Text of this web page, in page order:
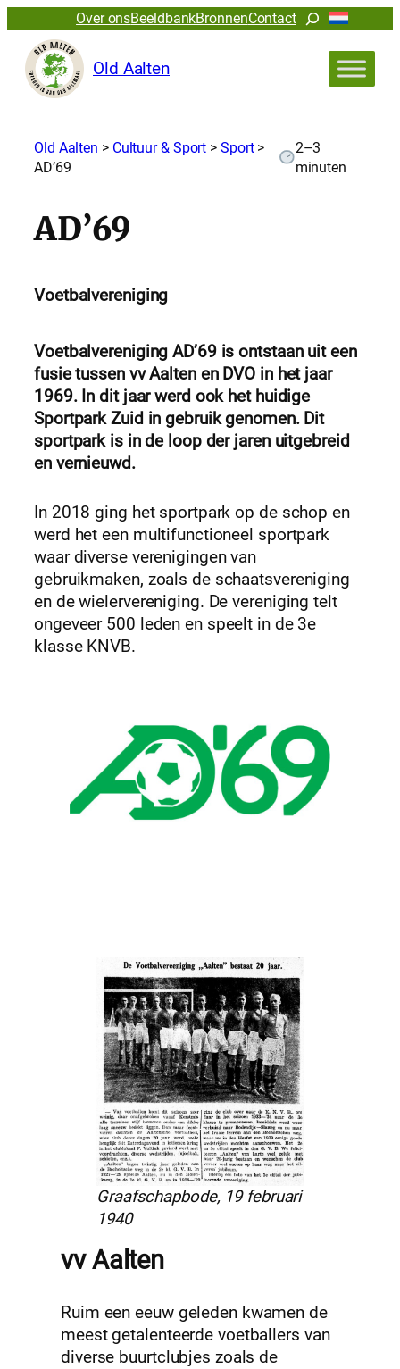
Over onsBeeldbankBronnenContactZoeken
Old Aalten
Old Aalten > Cultuur & Sport > Sport>
AD’69
2–3
minuten
AD’69
Voetbalvereniging
Voetbalvereniging AD’69 is ontstaan uit een
fusie tussen vv Aalten en DVO in het jaar
1969. In dit jaar werd ook het huidige
Sportpark Zuid in gebruik genomen. Dit
sportpark is in de loop der jaren uitgebreid
en vernieuwd.
In 2018 ging het sportpark op de schop en
werd het een multifunctioneel sportpark
waar diverse verenigingen van
gebruikmaken, zoals de schaatsvereniging
en de wielervereniging. De vereniging telt
ongeveer 500 leden en speelt in de 3e
klasse KNVB.
Graafschapbode, 19 februari
1940
vv Aalten
Ruim een eeuw geleden kwamen de
meest getalenteerde voetballers van
diverse buurtclubjes zoals de